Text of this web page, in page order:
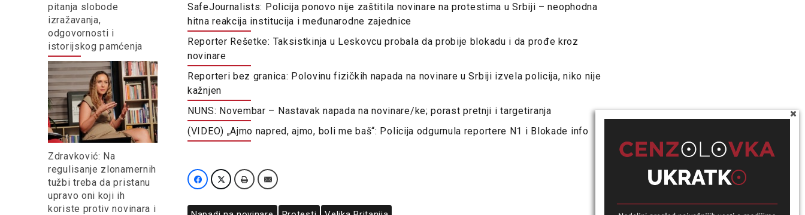
pitanja slobode
izražavanja,
odgovornosti i
istorijskog pamćenja
Zdravković: Na
regulisanje zlonamernih
tužbi treba da pristanu
upravo oni koji ih
koriste protiv novinara i
SafeJournalists: Policija ponovo nije zaštitila novinare na protestima u Srbiji – neophodna
hitna reakcija institucija i međunarodne zajednice
Reporter Rešetke: Taksistkinja u Leskovcu probala da probije blokadu i da prođe kroz
novinare
Reporteri bez granica: Polovinu fizičkih napada na novinare u Srbiji izvela policija, niko nije
kažnjen
NUNS: Novembar – Nastavak napada na novinare/ke; porast pretnji i targetiranja
(VIDEO) „Ajmo napred, ajmo, boli me baš“: Policija odgurnula reportere N1 i Blokade info